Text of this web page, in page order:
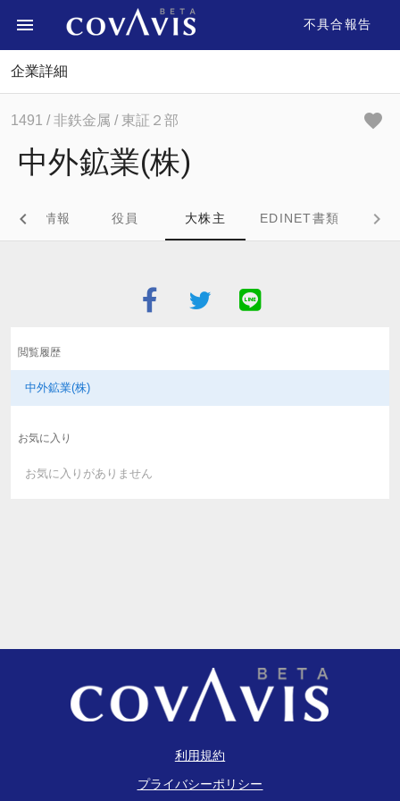
不具合報告
企業詳細
1491 / 非鉄金属 / 東証２部
中外鉱業(株)
企業情報 役員 大株主 EDINET書類
閲覧履歴
中外鉱業(株)
お気に入り
お気に入りがありません
利用規約
プライバシーポリシー